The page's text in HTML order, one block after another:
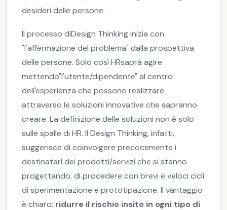
desideri delle persone.
Il processo diDesign Thinking inizia con
"l'affermazione del problema" dalla prospettiva
delle persone. Solo così HRsaprà agire
mettendo"l'utente/dipendente" al centro
dell'esperienza che possono realizzare
attraverso le soluzioni innovative che sapranno
creare. La definizione delle soluzioni non è solo
sulle spalle di HR. Il Design Thinking, infatti,
suggerisce di coinvolgere precocemente i
destinatari dei prodotti/servizi che si stanno
progettando, di procedere con brevi e veloci cicli
di sperimentazione e prototipazione. Il vantaggio
è chiaro: ridurre il rischio insito in ogni tipo di